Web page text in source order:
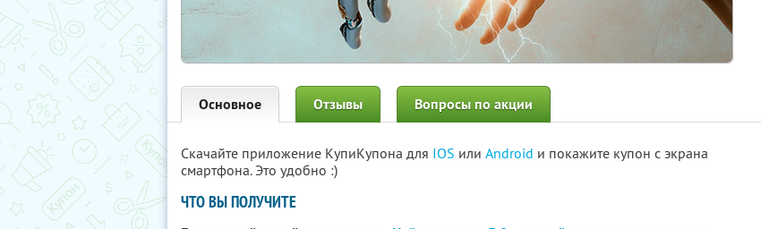
Основное Отзывы Вопросы по акции
Скачайте приложение КупиКупона для IOS или Android и покажите купон с экрана
смартфона. Это удобно :)
ЧТО ВЫ ПОЛУЧИТЕ